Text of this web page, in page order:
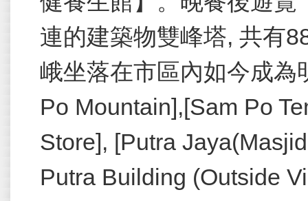
連的建築物雙峰塔, 共有
峨坐落在市區內如今成為
Po Mountain],[Sam Po
Store], [Putra
Putra Building (Outside